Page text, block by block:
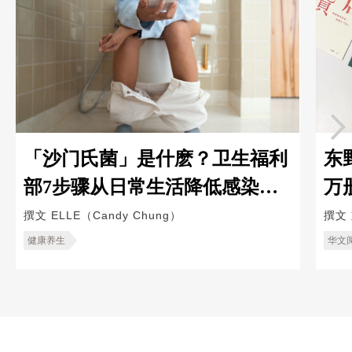
「沙门氏菌」是什麽？卫生福利
部7步骤从日常生活降低感染风
险
撰文 ELLE（Candy Chung）
健康养生
东
万
救
撰文
华文